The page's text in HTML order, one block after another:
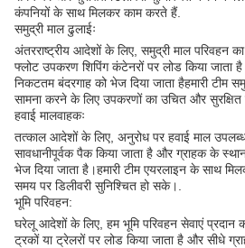
कंपनियों के साथ मिलकर काम करते हैं.
समुद्री माल ढुलाईः
अंतरराष्ट्रीय आदेशों के लिए, समुद्री माल परिवहन
फ्लोट उपकरण शिपिंग कंटेनरों पर लोड किया जाता
निकटतम बंदरगाह को भेज दिया जाता हैहमारी टीम
सामना करने के लिए उपकरणों का उचित और सुरक्षित
हवाई मालवाहकः
तत्काल आदेशों के लिए, अनुरोध पर हवाई माल
सावधानीपूर्वक पैक किया जाता है और ग्राहक के
भेज दिया जाता है।हमारी टीम एयरलाइन के साथ
समय पर डिलीवरी सुनिश्चित हो सके।.
भूमि परिवहन:
घरेलू आदेशों के लिए, हम भूमि परिवहन सेवाएं
ट्रकों या ट्रेलरों पर लोड किया जाता है और सीधे